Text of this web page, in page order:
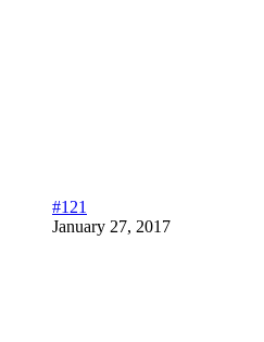
#121
January 27, 2017